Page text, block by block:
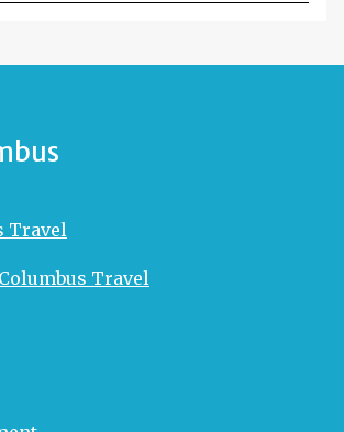
Travel
Travel